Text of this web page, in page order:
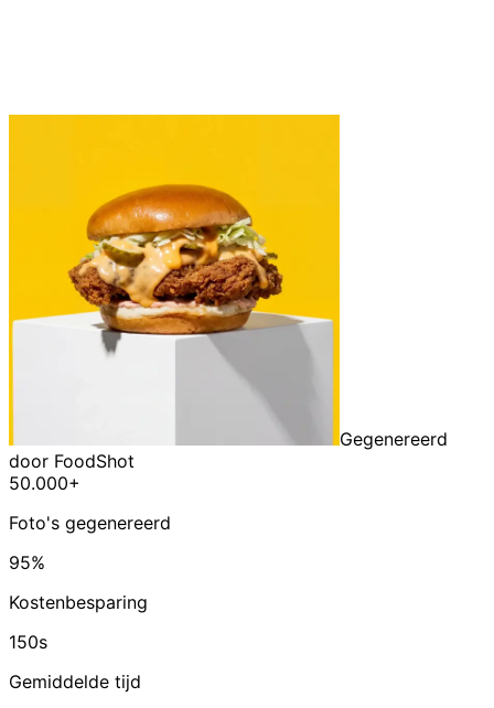
Gegenereerd
door FoodShot
50.000+
Foto's gegenereerd
95%
Kostenbesparing
150s
Gemiddelde tijd